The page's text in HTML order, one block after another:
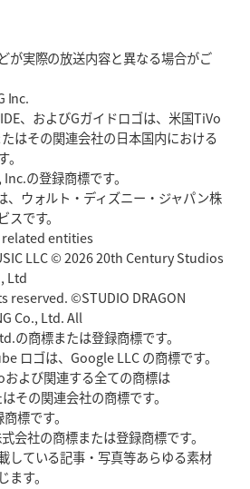
ッフ入り
ック
去 熱血指導で埼玉WKの基礎築く
ー」の意義「特別からノーマルへ」が最終
引退「クボタは10年いた自分のホーム」
有財産」に新クラブハウスは「皆に開かれ
が実際の放送内容と異なる場合がご
Inc.
、およびGガイドロゴは、米国TiVo
はその関連会社の日本国内における
の登録商標です。
、ウォルト・ディズニー・ジャパン株
です。
entities
LLC © 2026 20th Century Studios
Ltd
reserved. ©STUDIO DRAGON
Co., Ltd. All
の商標または登録商標です。
ロゴは、Google LLC の商標です。
よび関連する全ての商標は
その関連会社の商標です。
標です。
会社の商標または登録商標です。
している記事・写真等あらゆる素材
す。